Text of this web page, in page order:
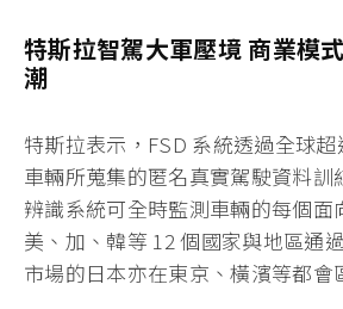
特斯拉智駕大軍壓境 商業模
潮
特斯拉表示，FSD 系統透過全球
車輛所蒐集的匿名真實駕駛資料訓
辨識系統可全時監測車輛的每個面
美、加、韓等 12 個國家與地區通
市場的日本亦在東京、橫濱等都會